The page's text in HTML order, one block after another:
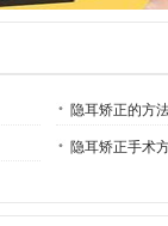
隐耳矫正的方
隐耳矫正手术